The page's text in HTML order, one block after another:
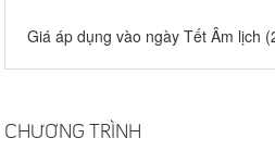
Giá áp dụng vào ngày Tết Âm lịch
CHƯƠNG TRÌNH